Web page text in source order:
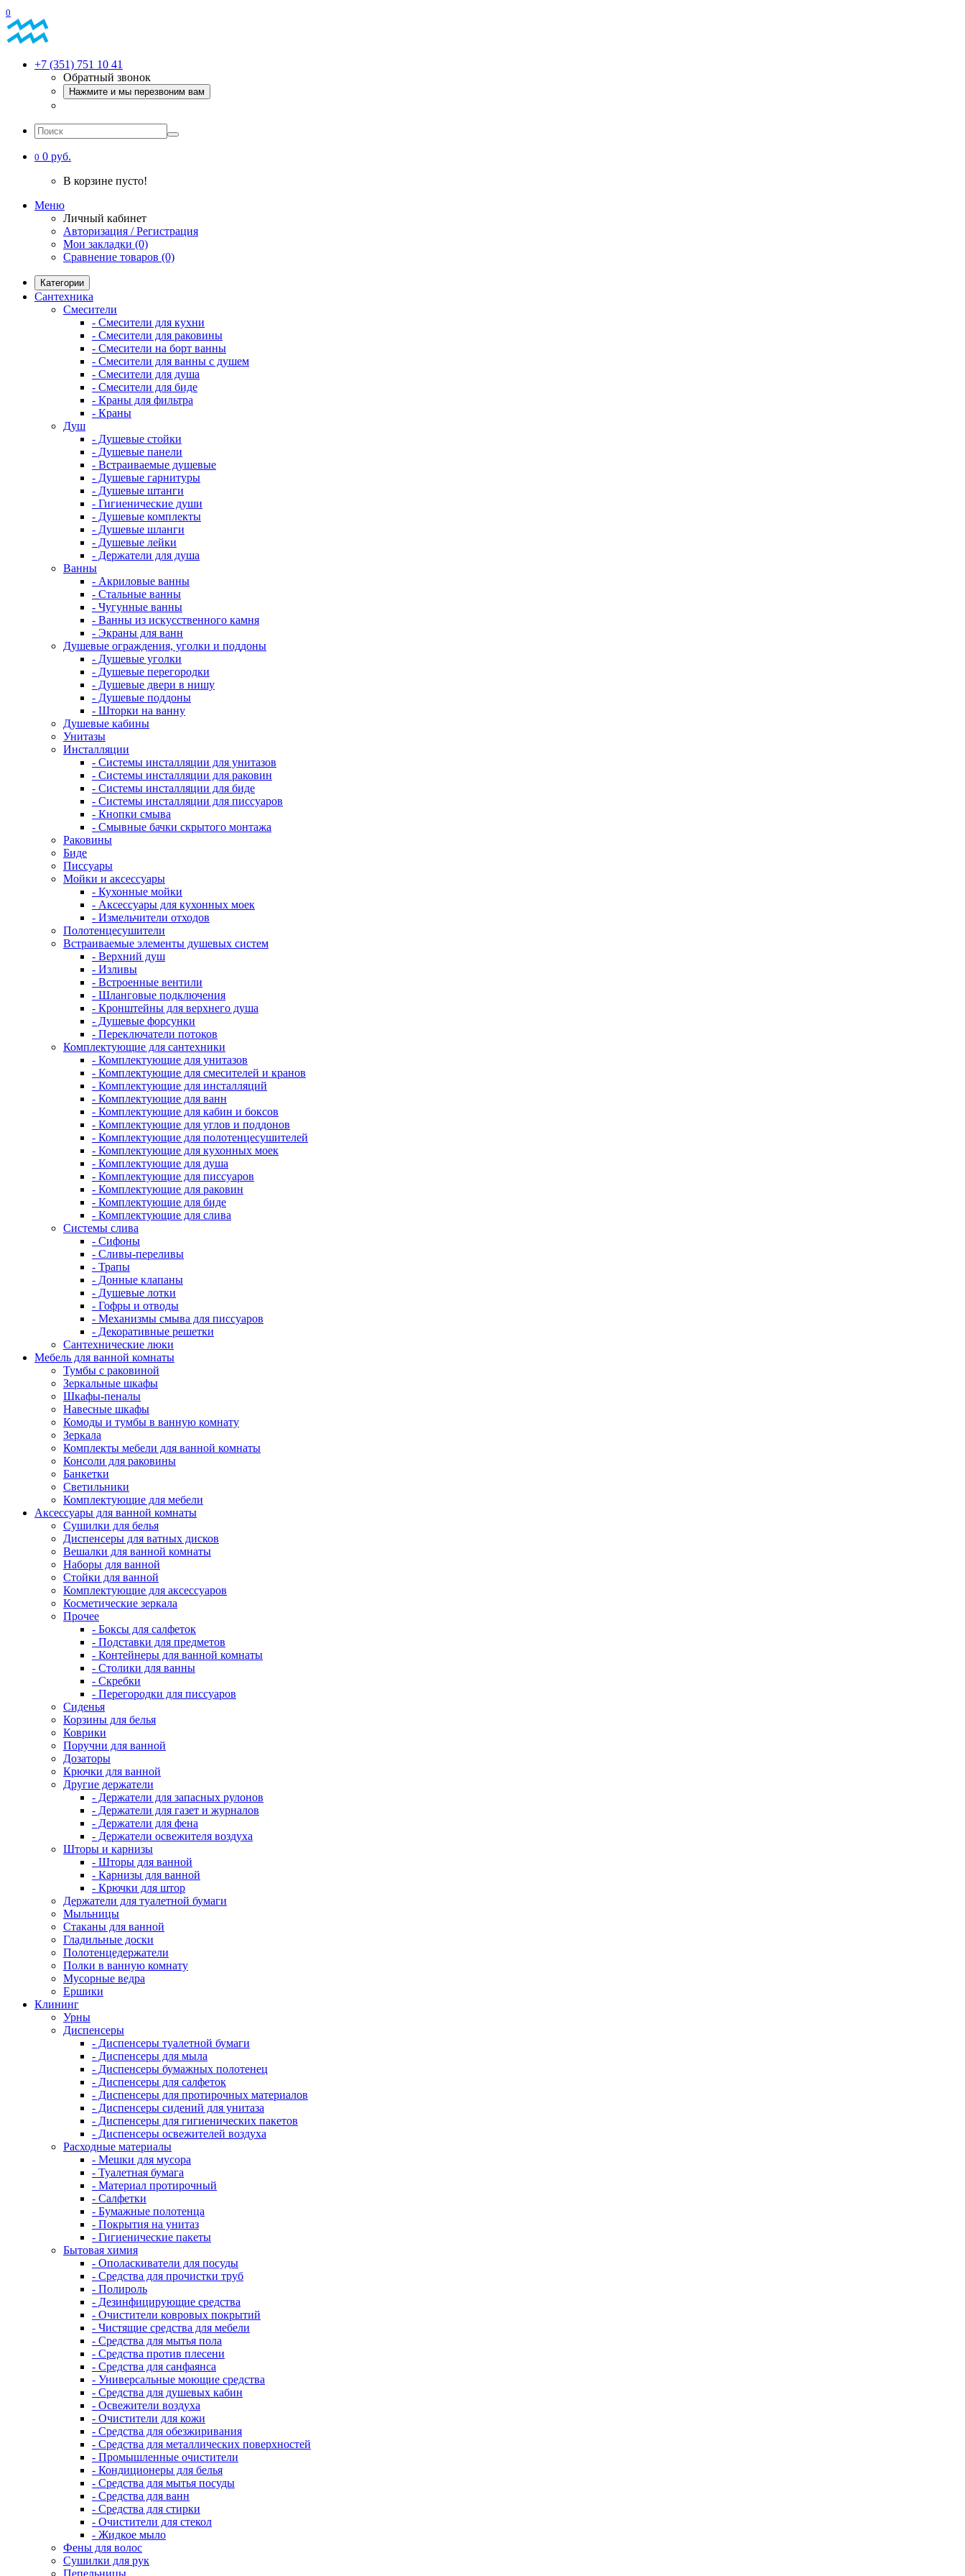
0
+7 (351) 751 10 41
Обратный звонок
Нажмите и мы перезвоним вам
0 0 руб.
В корзине пусто!
Меню
Личный кабинет
Авторизация / Регистрация
Мои закладки (0)
Сравнение товаров (0)
Категории
Сантехника
Смесители
- Смесители для кухни
- Смесители для раковины
- Смесители на борт ванны
- Смесители для ванны с душем
- Смесители для душа
- Смесители для биде
- Краны для фильтра
- Краны
Душ
- Душевые стойки
- Душевые панели
- Встраиваемые душевые
- Душевые гарнитуры
- Душевые штанги
- Гигиенические души
- Душевые комплекты
- Душевые шланги
- Душевые лейки
- Держатели для душа
Ванны
- Акриловые ванны
- Стальные ванны
- Чугунные ванны
- Ванны из искусственного камня
- Экраны для ванн
Душевые ограждения, уголки и поддоны
- Душевые уголки
- Душевые перегородки
- Душевые двери в нишу
- Душевые поддоны
- Шторки на ванну
Душевые кабины
Унитазы
Инсталляции
- Системы инсталляции для унитазов
- Системы инсталляции для раковин
- Системы инсталляции для биде
- Системы инсталляции для писсуаров
- Кнопки смыва
- Смывные бачки скрытого монтажа
Раковины
Биде
Писсуары
Мойки и аксессуары
- Кухонные мойки
- Аксессуары для кухонных моек
- Измельчители отходов
Полотенцесушители
Встраиваемые элементы душевых систем
- Верхний душ
- Изливы
- Встроенные вентили
- Шланговые подключения
- Кронштейны для верхнего душа
- Душевые форсунки
- Переключатели потоков
Комплектующие для сантехники
- Комплектующие для унитазов
- Комплектующие для смесителей и кранов
- Комплектующие для инсталляций
- Комплектующие для ванн
- Комплектующие для кабин и боксов
- Комплектующие для углов и поддонов
- Комплектующие для полотенцесушителей
- Комплектующие для кухонных моек
- Комплектующие для душа
- Комплектующие для писсуаров
- Комплектующие для раковин
- Комплектующие для биде
- Комплектующие для слива
Системы слива
- Сифоны
- Сливы-переливы
- Трапы
- Донные клапаны
- Душевые лотки
- Гофры и отводы
- Механизмы смыва для писсуаров
- Декоративные решетки
Сантехнические люки
Мебель для ванной комнаты
Тумбы с раковиной
Зеркальные шкафы
Шкафы-пеналы
Навесные шкафы
Комоды и тумбы в ванную комнату
Зеркала
Комплекты мебели для ванной комнаты
Консоли для раковины
Банкетки
Светильники
Комплектующие для мебели
Аксессуары для ванной комнаты
Сушилки для белья
Диспенсеры для ватных дисков
Вешалки для ванной комнаты
Наборы для ванной
Стойки для ванной
Комплектующие для аксессуаров
Косметические зеркала
Прочее
- Боксы для салфеток
- Подставки для предметов
- Контейнеры для ванной комнаты
- Столики для ванны
- Скребки
- Перегородки для писсуаров
Сиденья
Корзины для белья
Коврики
Поручни для ванной
Дозаторы
Крючки для ванной
Другие держатели
- Держатели для запасных рулонов
- Держатели для газет и журналов
- Держатели для фена
- Держатели освежителя воздуха
Шторы и карнизы
- Шторы для ванной
- Карнизы для ванной
- Крючки для штор
Держатели для туалетной бумаги
Мыльницы
Стаканы для ванной
Гладильные доски
Полотенцедержатели
Полки в ванную комнату
Мусорные ведра
Ершики
Клининг
Урны
Диспенсеры
- Диспенсеры туалетной бумаги
- Диспенсеры для мыла
- Диспенсеры бумажных полотенец
- Диспенсеры для салфеток
- Диспенсеры для протирочных материалов
- Диспенсеры сидений для унитаза
- Диспенсеры для гигиенических пакетов
- Диспенсеры освежителей воздуха
Расходные материалы
- Мешки для мусора
- Туалетная бумага
- Материал протирочный
- Салфетки
- Бумажные полотенца
- Покрытия на унитаз
- Гигиенические пакеты
Бытовая химия
- Ополаскиватели для посуды
- Средства для прочистки труб
- Полироль
- Дезинфицирующие средства
- Очистители ковровых покрытий
- Чистящие средства для мебели
- Средства для мытья пола
- Средства против плесени
- Средства для санфаянса
- Универсальные моющие средства
- Средства для душевых кабин
- Освежители воздуха
- Очистители для кожи
- Средства для обезжиривания
- Средства для металлических поверхностей
- Промышленные очистители
- Кондиционеры для белья
- Средства для мытья посуды
- Средства для ванн
- Средства для стирки
- Очистители для стекол
- Жидкое мыло
Фены для волос
Сушилки для рук
Пепельницы